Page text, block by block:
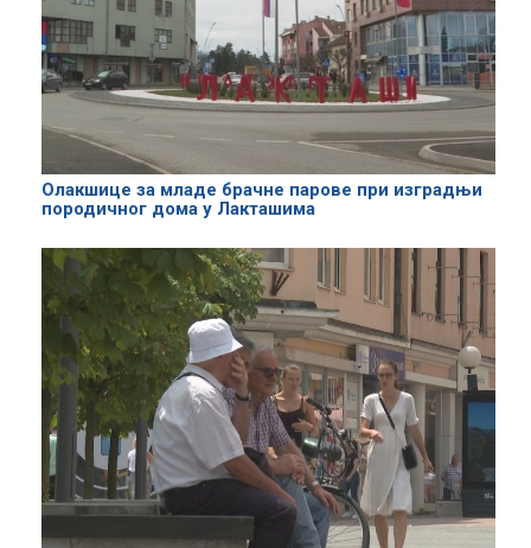
Олакшице за младе брачне парове при изградњи
породичног дома у Лакташима